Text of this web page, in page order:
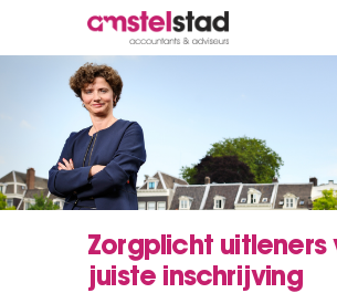
Zorgplicht uitleners
juiste inschrijving